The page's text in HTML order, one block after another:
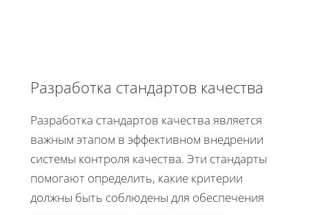
Разработка стандартов качества
Разработка стандартов качества является
важным этапом в эффективном внедрении
системы контроля качества. Эти стандарты
помогают определить, какие критерии
должны быть соблюдены для обеспечения